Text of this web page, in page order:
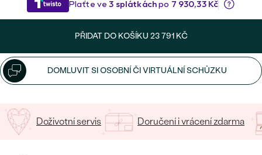
Bestsellery
OBJEVIT
PŘIDAT DO KOŠÍKU 23 791 KČ
DOMLUVIT SI OSOBNÍ ČI VIRTUÁLNÍ SCHŮZKU
Doživotní servis Doručení i vrácení zdarma